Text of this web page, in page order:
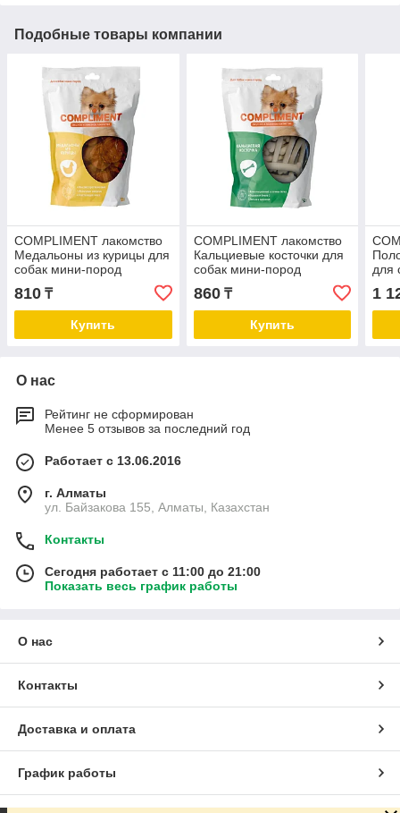
Подобные товары компании
COMPLIMENT лакомство
Медальоны из курицы для
собак мини-пород
810 ₸
Купить
COMPLIMENT лакомство
Кальциевые косточки для
собак мини-пород
860₸
Купить
для
1
О нас
Рейтинг не сформирован
Менее 5 отзывов за последний год
Работает с 13.06.2016
г. Алматы
ул. Байзакова 155, Алматы, Казахстан
Контакты
Сегодня работает с 11:00 до 21:00
Показать весь график работы
О нас
Контакты
Доставка и оплата
График работы